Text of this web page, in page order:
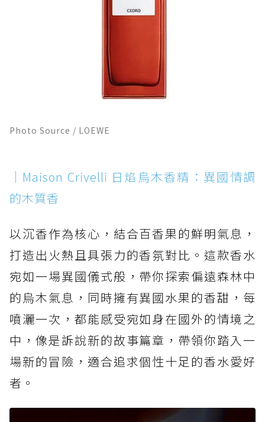
Photo Source / LOEWE
｜Maison Crivelli 日焰烏木香精：異國情調
的木質香
以沉香作為核心，結合百香果的鮮明氣息，
打造出火熱且具張力的香氛對比。這款香水
宛如一場異國儀式般，帶你探索偏遠森林中
的烏木氣息，同時擁有異國水果的香甜，每
噴灑一次，都能感受宛如身在國外的情境之
中，像是訴說新的故事篇章，帶領你踏入一
場新的冒險，適合追求個性十足的香水愛好
者。